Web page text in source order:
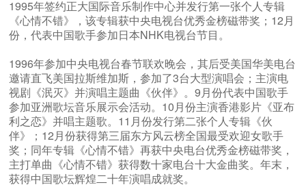
1995年签约正大国际音乐制作中心并发行第一张个人专辑
《心情不错》，该专辑获中央电视台优秀金榜磁带奖；12月
份，代表中国歌手参加日本NHK电视台节目。
1996年参加中央电视台春节联欢晚会，其后受美国华美电台
邀请直飞美国拉斯维加斯，参加了3台大型演唱会；主演电
视剧《泯灭》并演唱主题曲《伙伴》。9月份代表中国歌手
参加亚洲歌坛音乐展示会活动。10月份主演香港影片《亚布
利之恋》并唱主题歌。11月份发行第二张个人专辑《伙
伴》；12月份获得第三届东方风云榜全国最受欢迎女歌手
奖；同年专辑《心情不错》再获中央电台优秀金榜磁带奖，
主打单曲《心情不错》获得数十家电台十大金曲奖。年末，
获得中国歌坛辉煌二十年演唱成就奖。